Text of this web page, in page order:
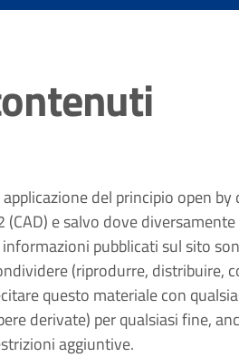
applicazione del principio open
(CAD) e salvo dove
informazioni pubblicati sul sito
(riprodurre, distribuire,
questo materiale con
derivate) per qualsiasi fine,
aggiuntive.